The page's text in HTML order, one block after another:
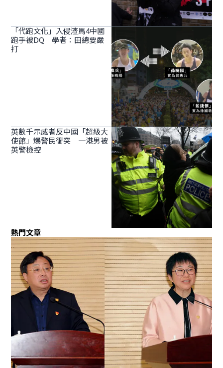
「代跑文化」入侵渣馬4中國
跑手被DQ 學者：田總要嚴
打
英數千示威者反中國「超級大
使館」爆警民衝突 一港男被
英警檢控
熱門文章